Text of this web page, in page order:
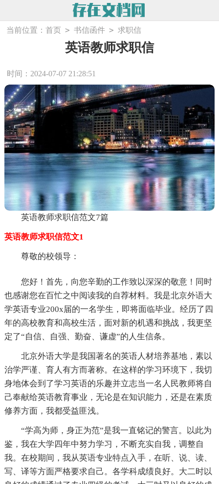
当前位置：首页 > 书信函件 > 求职信
英语教师求职信
时间：2024-07-07 21:28:51
英语教师求职信范文7篇
英语教师求职信范文1
尊敬的校领导：
您好！首先，向您辛勤的工作致以深深的敬意！同时
也感谢您在百忙之中阅读我的自荐材料。我是北京外语大
学英语专业200x届的一名学生，即将面临毕业。经历了四
年的高校教育和高校生活，面对新的机遇和挑战，我更坚
定了“自信、自强、勤奋、谦虚”的人生信条。
北京外语大学是我国著名的英语人材培养基地，素以
治学严谨、育人有方而著称。在这样的学习环境下，我切
身地体会到了学习英语的乐趣并立志当一名人民教师将自
己奉献给英语教育事业，无论是在知识能力，还是在素质
修养方面，我都受益匪浅。
“学高为师，身正为范”是我一直铭记的警言。以此为
鉴，我在大学四年中努力学习，不断充实自我，调整自
我。在校期间，我从英语专业特点入手，在听、说、读、
写、译等方面严格要求自己。各学科成绩良好。大二时以